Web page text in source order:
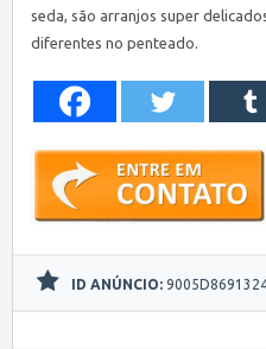
seda, são arranjos super
diferentes no penteado.
ID ANÚNCIO: